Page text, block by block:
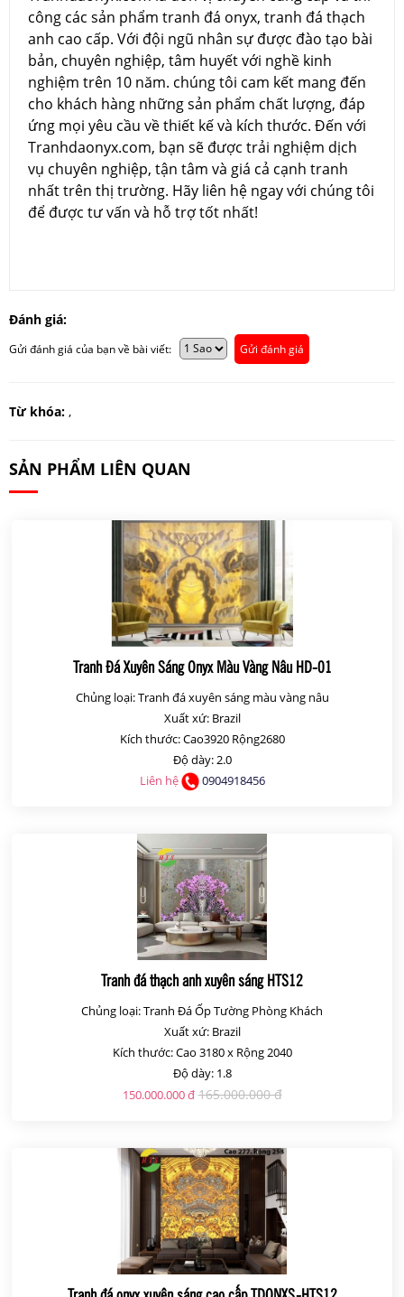
công các sản phẩm tranh đá onyx, tranh đá thạch
anh cao cấp. Với đội ngũ nhân sự được đào tạo bài
bản, chuyên nghiệp, tâm huyết với nghề kinh
nghiệm trên 10 năm. chúng tôi cam kết mang đến
cho khách hàng những sản phẩm chất lượng, đáp
ứng mọi yêu cầu về thiết kế và kích thước. Đến với
Tranhdaonyx.com, bạn sẽ được trải nghiệm dịch
vụ chuyên nghiệp, tận tâm và giá cả cạnh tranh
nhất trên thị trường. Hãy liên hệ ngay với chúng tôi
để được tư vấn và hỗ trợ tốt nhất!
Đánh giá:
Gửi đánh giá của bạn về bài viết: Gửi đánh giá
Từ khóa: ,
SẢN PHẨM LIÊN QUAN
Tranh Đá Xuyên Sáng Onyx Màu Vàng Nâu HD-01
Chủng loại: Tranh đá xuyên sáng màu vàng nâu
Xuất xứ: Brazil
Kích thước: Cao3920 Rộng2680
Độ dày: 2.0
Liên hệ
0904918456
Tranh đá thạch anh xuyên sáng HTS12
Chủng loại: Tranh Đá Ốp Tường Phòng Khách
Xuất xứ: Brazil
Kích thước: Cao 3180 x Rộng 2040
Độ dày: 1.8
150.000.000 đ 165.000.000 đ